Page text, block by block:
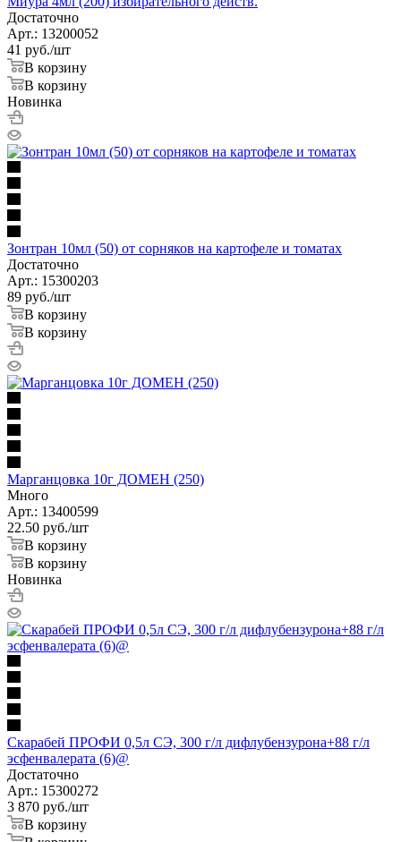
Достаточно
Арт.: 13200052
41 руб./шт
В корзину
В корзину
Новинка
Зонтран 10мл (50) от сорняков на картофеле и томатах
Достаточно
Арт.: 15300203
89 руб./шт
В корзину
В корзину
Марганцовка 10г ДОМЕН (250)
Много
Арт.: 13400599
22.50 руб./шт
В корзину
В корзину
Новинка
Скарабей ПРОФИ 0,5л СЭ, 300 г/л дифлубензурона+88 г/л
эсфенвалерата (6)@
Достаточно
Арт.: 15300272
3 870 руб./шт
В корзину